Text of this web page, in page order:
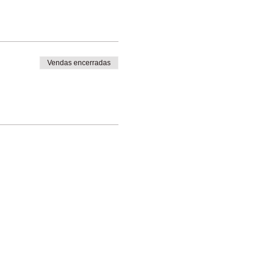
dança, o ballet é a base
Vendas encerradas